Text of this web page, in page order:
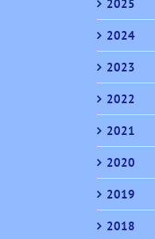
2025
2024
2023
2022
2021
2020
2019
2018